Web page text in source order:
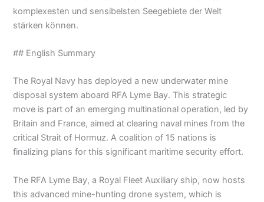
komplexesten und sensibelsten Seegebiete der Welt
stärken können.
## English Summary
The Royal Navy has deployed a new underwater mine
disposal system aboard RFA Lyme Bay. This strategic
move is part of an emerging multinational operation, led by
Britain and France, aimed at clearing naval mines from the
critical Strait of Hormuz. A coalition of 15 nations is
finalizing plans for this significant maritime security effort.
The RFA Lyme Bay, a Royal Fleet Auxiliary ship, now hosts
this advanced mine-hunting drone system, which is